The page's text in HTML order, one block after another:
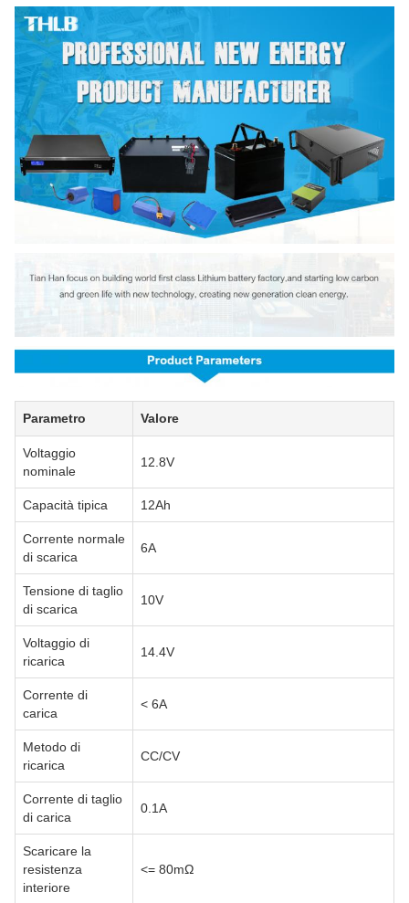
Parametro Valore
Voltaggio
nominale
12.8V
Capacità tipica 12Ah
Corrente normale
di scarica
6A
Tensione di taglio
di scarica
10V
Voltaggio di
ricarica
14.4V
Corrente di
carica
< 6A
Metodo di
ricarica
CC/CV
Corrente di taglio
di carica
0.1A
Scaricare la
resistenza
interiore
<= 80mΩ